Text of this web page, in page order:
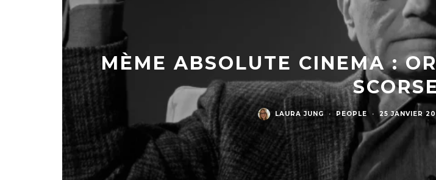
MÈME ABSOLUTE CINEMA :
LAURA JUNG · PEOPLE · 25 JANVIER